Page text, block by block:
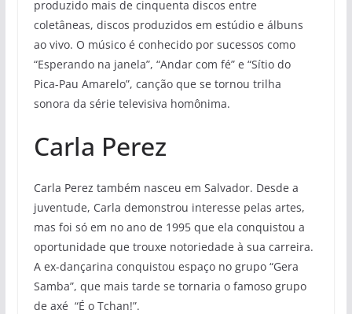
produzido mais de cinquenta discos entre
coletâneas, discos produzidos em estúdio e álbuns
ao vivo. O músico é conhecido por sucessos como
“Esperando na janela”, “Andar com fé” e “Sítio do
Pica-Pau Amarelo”, canção que se tornou trilha
sonora da série televisiva homônima.
Carla Perez
Carla Perez também nasceu em Salvador. Desde a
juventude, Carla demonstrou interesse pelas artes,
mas foi só em no ano de 1995 que ela conquistou a
oportunidade que trouxe notoriedade à sua carreira.
A ex-dançarina conquistou espaço no grupo “Gera
Samba”, que mais tarde se tornaria o famoso grupo
de axé “É o Tchan!”.